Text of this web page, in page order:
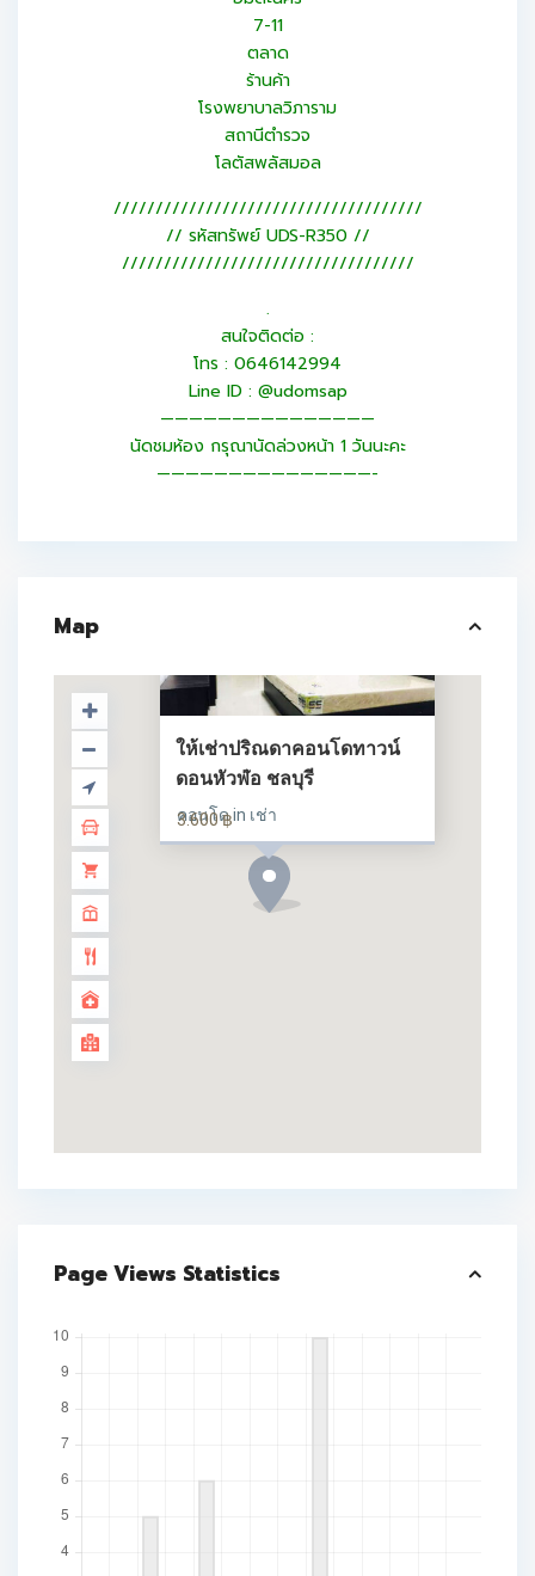
7-11
ตลาด
ร้านค้า
โรงพยาบาลวิภาราม
สถานีตำรวจ
โลตัสพลัสมอล
/////////////////////////////////////
// รหัสทรัพย์ UDS-R350 //
///////////////////////////////////
.
สนใจติดต่อ :
โทร : 0646142994
Line ID : @udomsap
———————————————
นัดชมห้อง กรุณานัดล่วงหน้า 1 วันนะคะ
———————————————-
Map
ให้เช่าปริณดาคอนโดทาวน์
ดอนหัวฬ่อ ชลบุรี
คอนโด in เช่า
3.600 ฿
Page Views Statistics